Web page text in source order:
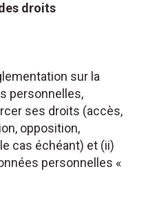
droits
sur la
personnelles,
ses droits (accès,
opposition,
cas échéant) et (ii)
personnelles «